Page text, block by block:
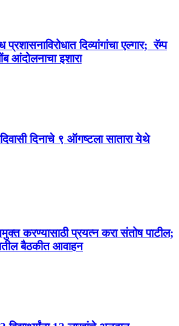
दिव्यांगांचा एल्गार; रॅम्प
आंदोलनाचा इशारा
दिनाचे ९ ऑगष्टला सातारा येथे
करण्यासाठी प्रयत्न करा संतोष पाटील;
बैठकीत आवाहन